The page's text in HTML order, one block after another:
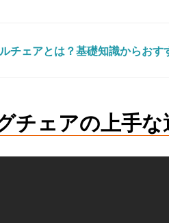
チェアとは？基礎知識からおす
チェアの上手な